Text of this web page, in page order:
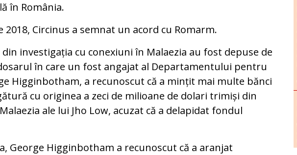
în România.
2018, Circinus a semnat un acord cu Romarm.
investigația cu conexiuni în Malaezia au fost depuse de
în care un fost angajat al Departamentului pentru
Higginbotham, a recunoscut că a mințit mai multe bănci
cu originea a zeci de milioane de dolari trimiși din
ale lui Jho Low, acuzat că a delapidat fondul
George Higginbotham a recunoscut că a aranjat